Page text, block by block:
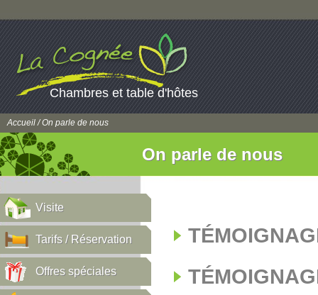
Chambres et table d'hôtes
Accueil/ On parle de nous
On parle de nous
Visite
Tarifs / Réservation
Offres spéciales